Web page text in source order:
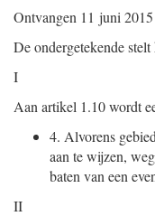
Ontvangen 11 juni 2015
De ondergetekende
I
Aan artikel 1.10 wordt
4. Alvorens
aan te wijzen,
baten van een
II